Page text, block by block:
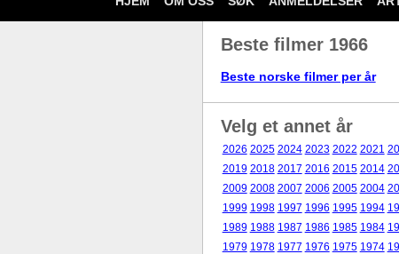
Beste filmer 1966
Beste norske filmer per år
Velg et annet år
2026 2025 2024 2023 2022 2021
2019 2018 2017 2016 2015 2014
2009 2008 2007 2006 2005 2004
1999 1998 1997 1996 1995 1994
1989 1988 1987 1986 1985 1984
1979 1978 1977 1976 1975 1974